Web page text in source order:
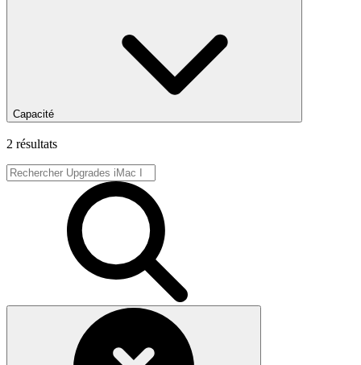
Capacité
2 résultats